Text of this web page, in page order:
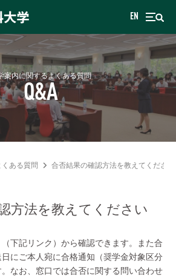
EN
案内に関するよくある質問
Q&A
くある質問 合否結果の確認方法を教えてください
方法を教えてください
下記リンク）から確認できます。また合
にご本人宛に合格通知（奨学金対象区分
なお、窓口では合否に関する問い合わせ